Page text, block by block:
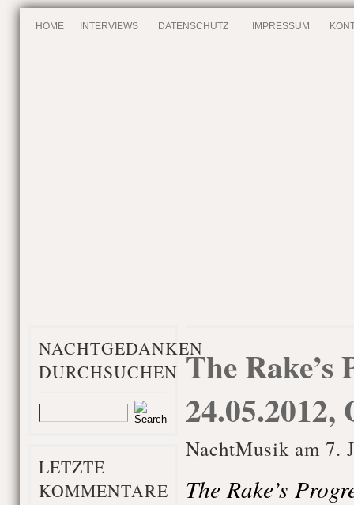
HOME INTERVIEWS DATENSCHUTZ IMPRESSUM
NACHTGEDANKEN
DURCHSUCHEN
LETZTE
KOMMENTARE
The Rake’s
NachtMusik am 7.
The Rake’s